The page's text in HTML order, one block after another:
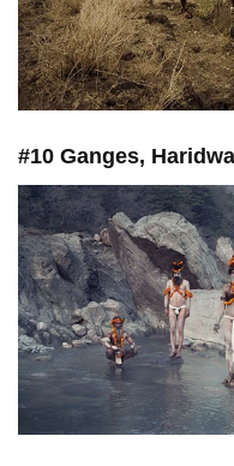
#10 Ganges,